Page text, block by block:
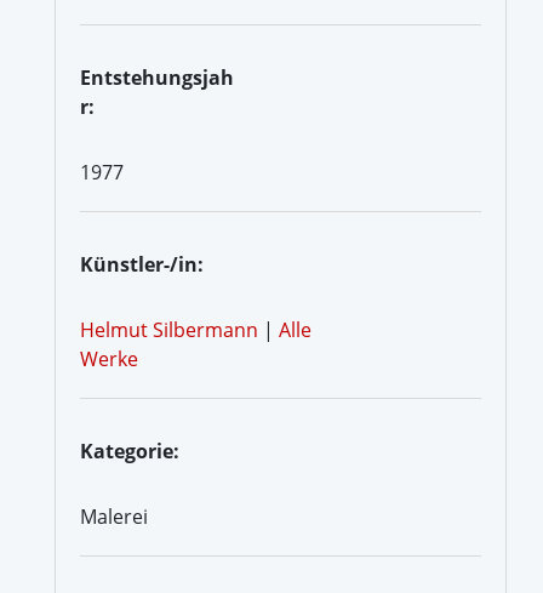
Entstehungsjah
r:
1977
Künstler-/in:
Helmut Silbermann | Alle
Werke
Kategorie:
Malerei